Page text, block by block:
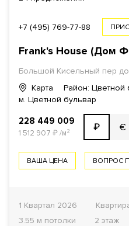
КОМНАТ ОТ 1
ОТДЕЛКА
Все варианты
ГОТОВНОСТЬ ДОМА
ФОНД
+7 (495) 769-77-88
Frank's House (Дом
Большой Кисельный пер
Карта
Район: Цветной
м. Цветной бульвар
228 449 009
1 512 907 ₽/м² ₽ €
ВАША ЦЕНА ВОПРОС
1 Квартал 2026
3.55 м потолки
2 этаж